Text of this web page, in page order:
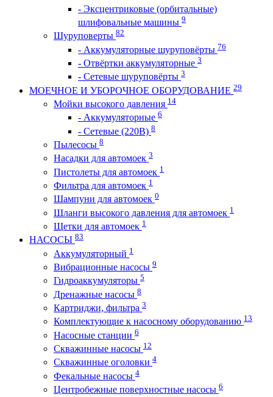
- Эксцентриковые (орбитальные)
шлифовальные машины 9
Шуруповерты 82
- Аккумуляторные шуруповёрты 76
- Отвёртки аккумуляторные 3
- Сетевые шуруповёрты 3
МОЕЧНОЕ И УБОРОЧНОЕ ОБОРУДОВАНИЕ 29
Мойки высокого давления 14
- Аккумуляторные 6
- Сетевые (220В) 8
Пылесосы 8
Насадки для автомоек 3
Пистолеты для автомоек 1
Фильтра для автомоек 1
Шампуни для автомоек 0
Шланги высокого давления для автомоек 1
Щетки для автомоек 1
НАСОСЫ 83
Аккумуляторный 1
Вибрационные насосы 9
Гидроаккумуляторы 5
Дренажные насосы 8
Картриджи, фильтра 3
Комплектующие к насосному оборудованию 13
Насосные станции 6
Скважинные насосы 12
Скважинные оголовки 4
Фекальные насосы 4
Центробежные поверхностные насосы 6